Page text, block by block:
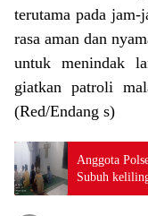
terutama pada
rasa aman dan
untuk menindak
giatkan patroli
(Red/Endang s)
Anggota
Subuh